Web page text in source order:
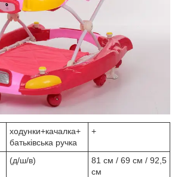
ходунки+качалка+
батьківська ручка
+
(д/ш/в)
81 см / 69 см / 92,5
см